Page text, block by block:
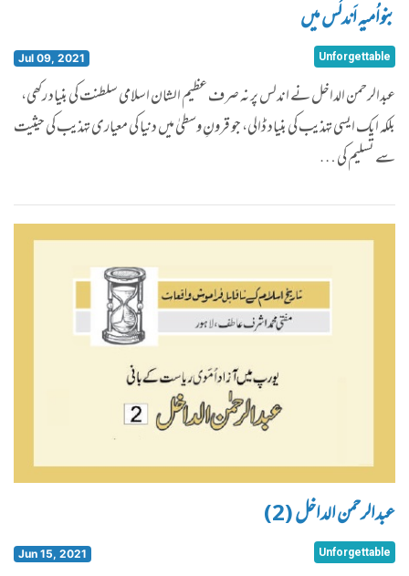
بنواُمیہ اَندلُس میں
Jul 09, 2021 Unforgettable
عبدالرحمن الداخل نے اندلس پر نہ صرف عظیم الشان اسلامی سلطنت کی بنیاد رکھی،
بلکہ ایک ایسی تہذیب کی بنیاد ڈالی، جو قرونِ وسطیٰ میں دنیا کی معیاری تہذیب کی حیثیت
سے تسلیم کی …
عبدالرحمن الداخل (2)
Jun 15, 2021 Unforgettable